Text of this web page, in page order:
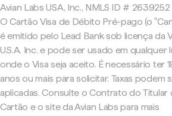
Avian Labs USA, Inc., NMLS ID # 2639252
O Cartão Visa de Débito Pré-pago (o
é emitido pelo Lead Bank sob licença da
U.S.A. Inc. e pode ser usado em qualquer
onde o Visa seja aceito. É necessário ter
anos ou mais para solicitar. Taxas podem
aplicadas. Consulte o Contrato do Titular
Cartão e o site da Avian Labs para mais